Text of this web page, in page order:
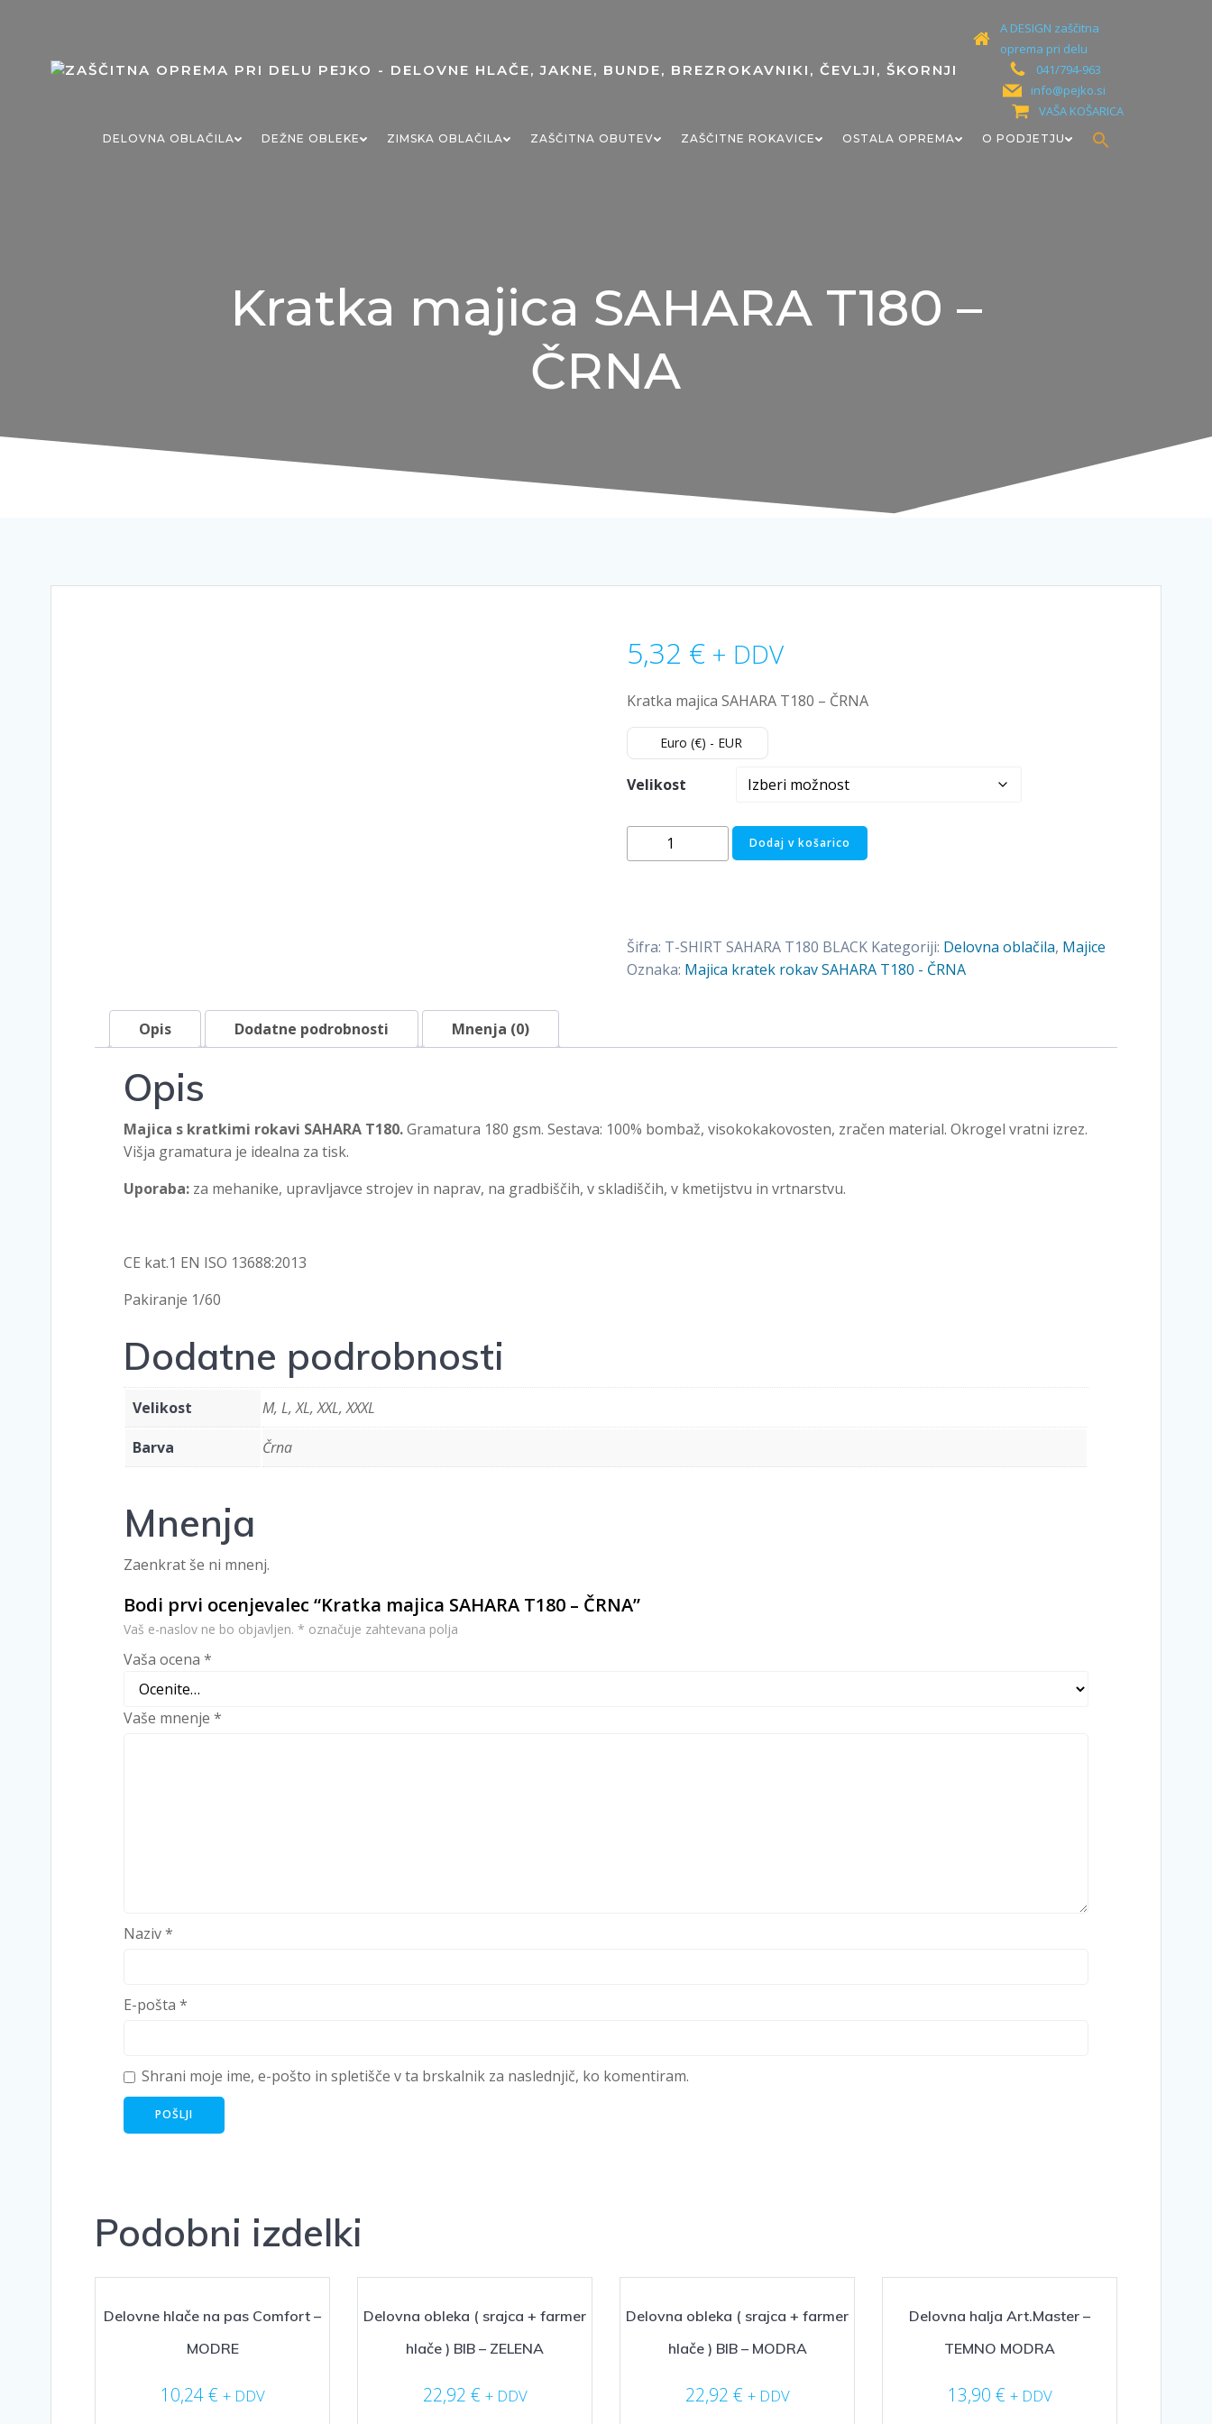
A DESIGN zaščitna
oprema pri delu
041/794-963
info@pejko.si
VAŠA KOŠARICA
DELOVNA OBLAČILA DEŽNE OBLEKE ZIMSKA OBLAČILA ZAŠČITNA OBUTEV ZAŠČITNE ROKAVICE OSTALA OPREMA O PODJETJU
Kratka majica SAHARA T180 –
ČRNA
5,32 € + DDV
Kratka majica SAHARA T180 – ČRNA
Euro (€) - EUR
Velikost
Kratka
majica
ČRNA
količina
Dodaj v košarico
Šifra: T-SHIRT SAHARA T180 BLACK Kategoriji: Delovna oblačila, Majice
Oznaka: Majica kratek rokav SAHARA T180 - ČRNA
Opis Dodatne podrobnosti Mnenja (0)
Opis
Majica s kratkimi rokavi SAHARA T180.Gramatura 180 gsm. Sestava: 100% bombaž, visokokakovosten, zračen material. Okrogel vratni izrez.
Višja gramatura je idealna za tisk.
Uporaba: za mehanike, upravljavce strojev in naprav, na gradbiščih, v skladiščih, v kmetijstvu in vrtnarstvu.
CE kat.1 EN ISO 13688:2013
Pakiranje 1/60
Dodatne podrobnosti
Velikost
M, L, XL, XXL, XXXL
Barva
Črna
Mnenja
Zaenkrat še ni mnenj.
Bodi prvi ocenjevalec “Kratka majica SAHARA T180 – ČRNA”
Vaš e-naslov ne bo objavljen. * označuje zahtevana polja
Vaša ocena *
Vaše mnenje *
Naziv*
E-pošta *
Shrani moje ime, e-pošto in spletišče v ta brskalnik za naslednjič, ko komentiram.
Podobni izdelki
Delovne hlače na pas Comfort –
MODRE
10,24€ + DDV
Delovna obleka ( srajca + farmer
hlače ) BIB – ZELENA
22,92 € + DDV
Delovna obleka ( srajca + farmer
hlače ) BIB – MODRA
22,92 € + DDV
Delovna halja Art.Master –
TEMNO MODRA
13,90 € + DDV